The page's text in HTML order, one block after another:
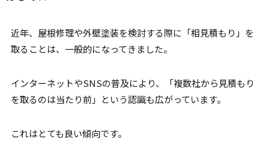
近年、屋根修理や外壁塗装を検討する際に「相見積もり」を
取ることは、一般的になってきました。
インターネットやSNSの普及により、「複数社から見積もり
を取るのは当たり前」という認識も広がっています。
これはとても良い傾向です。